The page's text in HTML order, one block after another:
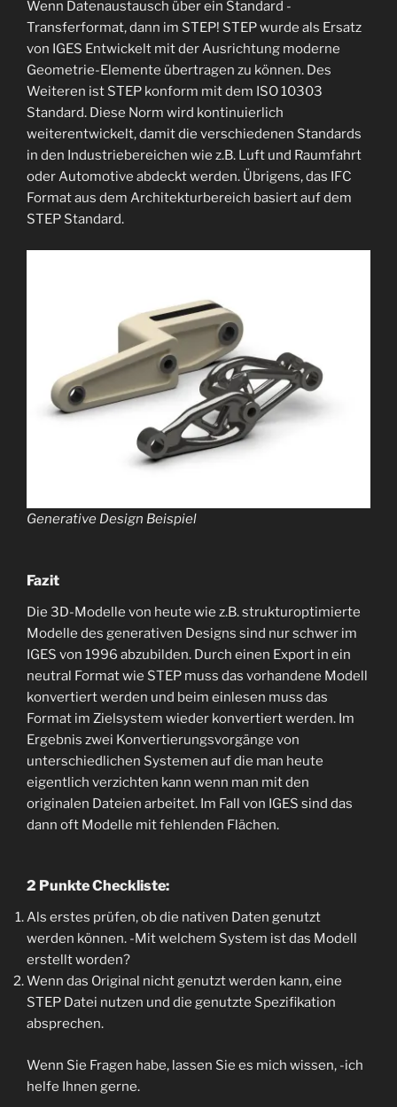
Wenn Datenaustausch über ein Standard -
Transferformat, dann im STEP! STEP wurde als Ersatz
von IGES Entwickelt mit der Ausrichtung moderne
Geometrie-Elemente übertragen zu können. Des
Weiteren ist STEP konform mit dem ISO 10303
Standard. Diese Norm wird kontinuierlich
weiterentwickelt, damit die verschiedenen Standards
in den Industriebereichen wie z.B. Luft und Raumfahrt
oder Automotive abdeckt werden. Übrigens, das IFC
Format aus dem Architekturbereich basiert auf dem
STEP Standard.
Generative Design Beispiel
Fazit
Die 3D-Modelle von heute wie z.B. strukturoptimierte
Modelle des generativen Designs sind nur schwer im
IGES von 1996 abzubilden. Durch einen Export in ein
neutral Format wie STEP muss das vorhandene Modell
konvertiert werden und beim einlesen muss das
Format im Zielsystem wieder konvertiert werden. Im
Ergebnis zwei Konvertierungsvorgänge von
unterschiedlichen Systemen auf die man heute
eigentlich verzichten kann wenn man mit den
originalen Dateien arbeitet. Im Fall von IGES sind das
dann oft Modelle mit fehlenden Flächen.
2 Punkte Checkliste:
Als erstes prüfen, ob die nativen Daten genutzt
werden können. -Mit welchem System ist das Modell
erstellt worden?
Wenn das Original nicht genutzt werden kann, eine
STEP Datei nutzen und die genutzte Spezifikation
absprechen.
Wenn Sie Fragen habe, lassen Sie es mich wissen, -ich
helfe Ihnen gerne.